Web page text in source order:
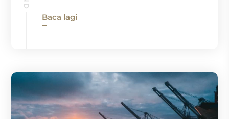
Baca lagi